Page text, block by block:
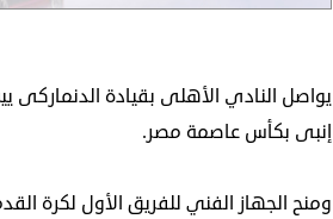
يواصل النادي الأهلى بقيادة الدنماركى
إنبى بكأس عاصمة مصر.
ومنح الجهاز الفني للفريق الأول لكرة